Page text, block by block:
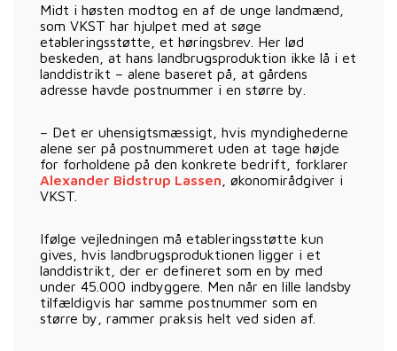
Midt i høsten modtog en af de unge landmænd,
som VKST har hjulpet med at søge
etableringsstøtte, et høringsbrev. Her lød
beskeden, at hans landbrugsproduktion ikke lå i et
landdistrikt – alene baseret på, at gårdens
adresse havde postnummer i en større by.
– Det er uhensigtsmæssigt, hvis myndighederne
alene ser på postnummeret uden at tage højde
for forholdene på den konkrete bedrift, forklarer
Alexander Bidstrup Lassen , økonomirådgiver i
VKST.
Ifølge vejledningen må etableringsstøtte kun
gives, hvis landbrugsproduktionen ligger i et
landdistrikt, der er defineret som en by med
under 45.000 indbyggere. Men når en lille landsby
tilfældigvis har samme postnummer som en
større by, rammer praksis helt ved siden af.